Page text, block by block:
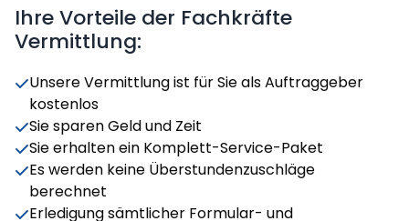
Ihre Vorteile der Fachkräfte
Vermittlung:
Unsere Vermittlung ist für Sie als Auftraggeber
kostenlos
Sie sparen Geld und Zeit
Sie erhalten ein Komplett-Service-Paket
Es werden keine Überstundenzuschläge
berechnet
Erledigung sämtlicher Formular- und